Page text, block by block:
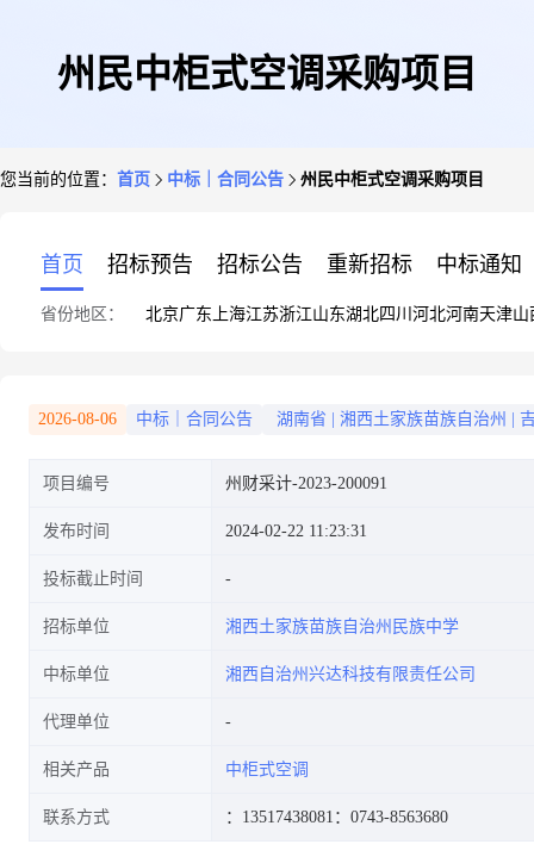
州民中柜式空调采购项目
您当前的位置： 首页 中标｜合同公告 州民中柜式空调采购项目
首页 招标预告 招标公告 重新招标 中标通知
省份地区： 北京广东 上海江苏浙江山东湖北四川 河北河南天津山
2026-08-06 中标｜合同公告 湖南省 湘西土家族苗族自治州
项目编号 州财采计-2023-200091
发布时间 2024-02-22 11:23:31
投标截止时间
招标单位 湘西土家族苗族自治州民族中学
中标单位 湘西自治州兴达科技有限责任公司
代理单位
相关产品 中柜式空调
联系方式 ：13517438081 ：0743-8563680